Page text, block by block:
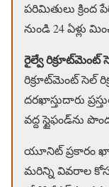
పరిమితులు క్రింద
నుండి 24 ఏళ్లు
రైల్వే రిక్రూట్‌మెంట్
రిక్రూట్‌మెంట్ సెల్
దరఖాస్తుదారు
వద్ద స్టైఫండ్‌ను
యూనిట్ ప్రకారం
మరిన్ని వివరాల